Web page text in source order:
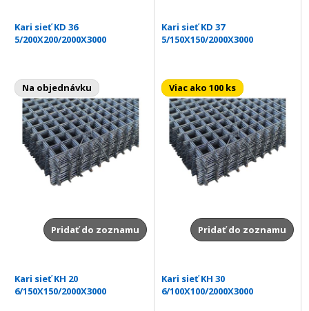
Kari sieť KD 36
5/200X200/2000X3000
Na objednávku
Pridať do zoznamu
Kari sieť KD 37
5/150X150/2000X3000
Viac ako 100 ks
Pridať do zoznamu
Kari sieť KH 20
6/150X150/2000X3000
Kari sieť KH 30
6/100X100/2000X3000